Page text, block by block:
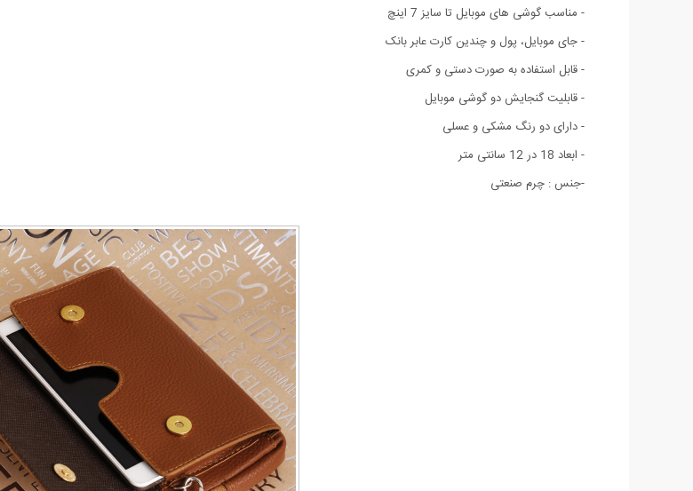
- مناسب گوشی های موبایل تا سایز 7 اینچ
- جای موبایل، پول و چندین کارت عابر بانک
- قابل استفاده به صورت دستی و کمری
- قابليت گنجايش دو گوشی موبایل
- دارای دو رنگ مشکی و عسلی
- ابعاد 18 در 12 سانتی متر
-جنس : چرم صنعتی